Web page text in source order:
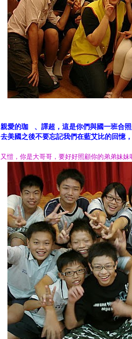
親愛的珈 、譯超，這是你們與國一班合照
去美國之後不要忘記我們在藍艾比的回憶，
又愷，你是大哥哥，要好好照顧你的弟弟妹妹